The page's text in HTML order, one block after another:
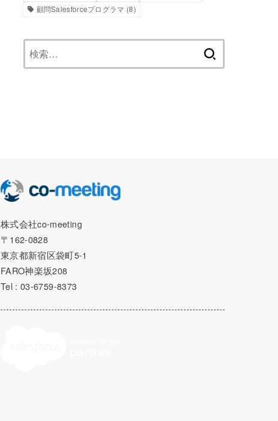
顧問Salesforceプログラマ (8)
株式会社co-meeting
〒162-0828
東京都新宿区袋町5-1
FARO神楽坂208
Tel : 03-6759-8373